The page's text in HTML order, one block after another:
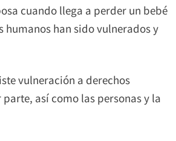
cuando llega a perder un bebé
humanos han sido vulnerados y
vulneración a derechos
así como las personas y la